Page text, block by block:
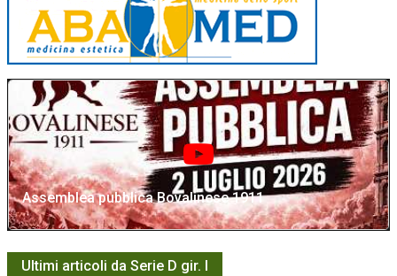
Assemblea pubblica Bovalinese 1911
Ultimi articoli da Serie D gir. I